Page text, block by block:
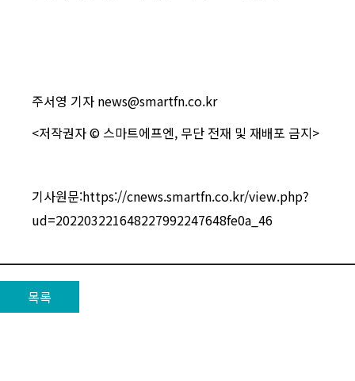
주서영 기자 news@smartfn.co.kr
<저작권자 © 스마트에프엔, 무단 전재 및 재배포 금지>
기사원문:https://cnews.smartfn.co.kr/view.php?
ud=202203221648227992247648fe0a_46
목록